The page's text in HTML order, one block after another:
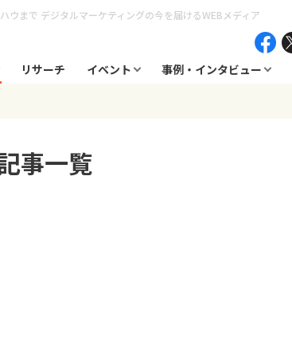
ウまで デジタルマーケティングの今を届けるWEBメディア
リサーチ イベント 事例・インタビュー
事一覧